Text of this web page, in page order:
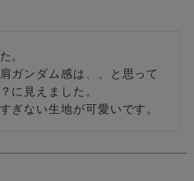
。
ガンダム感は、、と思って
に見えました。
ぎない生地が可愛いです。